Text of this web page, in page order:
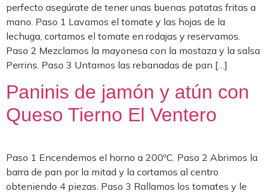
perfecto asegúrate de tener unas buenas patatas fritas a
mano. Paso 1 Lavamos el tomate y las hojas de la
lechuga, cortamos el tomate en rodajas y reservamos.
Paso 2 Mezclamos la mayonesa con la mostaza y la salsa
Perrins. Paso 3 Untamos las rebanadas de pan […]
Paninis de jamón y atún con
Queso Tierno El Ventero
Paso 1 Encendemos el horno a 200ºC. Paso 2 Abrimos la
barra de pan por la mitad y la cortamos al centro
obteniendo 4 piezas. Paso 3 Rallamos los tomates y le